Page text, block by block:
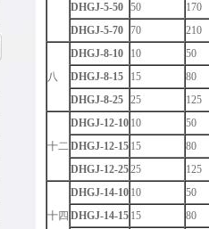
DHGJ-5-50 50
170
DHGJ-5-70 70 210
八
DHGJ-8-10 10
50
DHGJ-8-15
15
80
DHGJ-8-25 25 125
十二
DHGJ-12-10 10
50
DHGJ-12-15 15
80
DHGJ-12-2525 125
十四
DHGJ-14-10 10
50
DHGJ-14-15 15
80